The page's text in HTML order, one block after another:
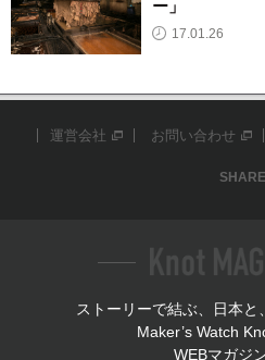
ー」
17.01.26
運営会社 お問い合わせ
ストーリーで結ぶ、日本と
Maker’s Watch
WEBマガジ